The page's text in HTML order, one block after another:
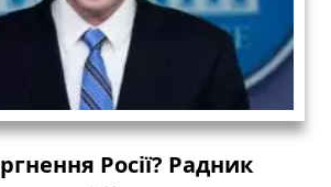
Росії? Радник